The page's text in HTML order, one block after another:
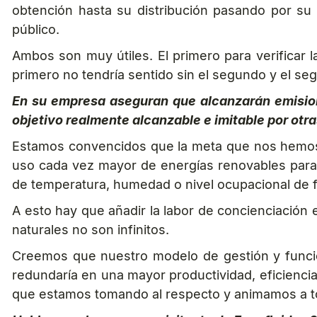
obtención hasta su distribución pasando por
público.
Ambos son muy útiles. El primero para verificar
primero no tendría sentido sin el segundo y el
En su empresa aseguran que alcanzarán
objetivo realmente alcanzable e imitable por
Estamos convencidos que la meta que nos
uso cada vez mayor de energías renovables
de temperatura, humedad o nivel ocupacional
A esto hay que añadir la labor de
naturales no son infinitos.
Creemos que nuestro modelo de gestión y
redundaría en una mayor productividad,
que estamos tomando al respecto y animamos a